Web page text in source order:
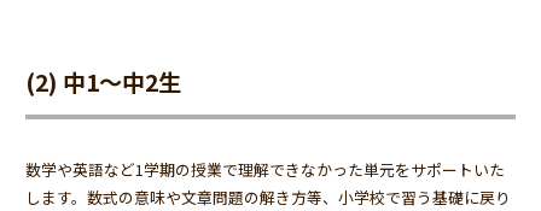
(2) 中1～中2生
数学や英語など1学期の授業で理解できなかった単元をサポートいた
します。数式の意味や文章問題の解き方等、小学校で習う基礎に戻り